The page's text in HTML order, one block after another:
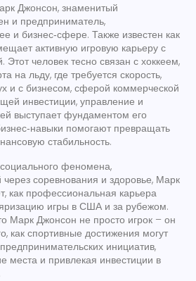
Джонсон, знаменитый
и предприниматель,
и бизнес‑сфере. Также известен как
активную игровую карьеру с
Этот человек тесно связан с хоккеем,
на льду, где требуется скорость,
и с бизнесом, сферой коммерческой
инвестиции, управление и
выступает фундаментом его
помогают превращать
стабильность.
социального феномена,
соревнования и здоровье, Марк
как профессиональная карьера
игры в США и за рубежом.
Марк Джонсон не просто игрок – он
как спортивные достижения могут
инициатив,
места и привлекая инвестиции в